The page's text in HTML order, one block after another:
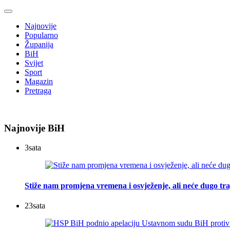
Najnovije
Popularno
Županija
BiH
Svijet
Sport
Magazin
Pretraga
Najnovije BiH
3sata
Stiže nam promjena vremena i osvježenje, ali neće dugo
23sata